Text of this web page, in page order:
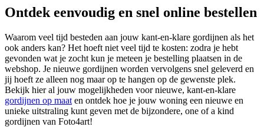
Ontdek eenvoudig en snel online bestellen
Waarom veel tijd besteden aan jouw kant-en-klare gordijnen als het
ook anders kan? Het hoeft niet veel tijd te kosten: zodra je hebt
gevonden wat je zocht kun je meteen je bestelling plaatsen in de
webshop. Je nieuwe gordijnen worden vervolgens snel geleverd en
jij hoeft ze alleen nog maar op te hangen op de gewenste plek.
Bekijk hier al jouw mogelijkheden voor nieuwe, kant-en-klare
gordijnen op maat en ontdek hoe je jouw woning een nieuwe en
unieke uitstraling kunt geven met de bijzondere, one of a kind
gordijnen van Foto4art!